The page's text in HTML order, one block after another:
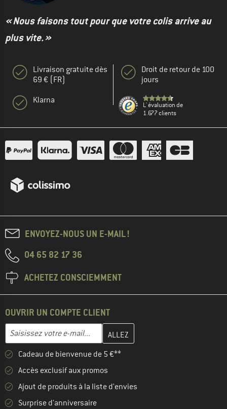
« Nous faisons tout pour que votre colis arrive au
plus vite. »
Livraison gratuite dès
69 € (FR)
Klarna
Droit de retour de 100
jours
L' évaluation de
1.677 clients
ENVOYEZ-NOUS UN E-MAIL !
04 65 82 17 36
ACHETEZ CONSCIEMMENT
OUVRIR UN COMPTE CLIENT
Adresse e-mail
Entrez votre adresse e-mail ici et créez votre compte client à la
Cadeau de bienvenue de 5 €**
Accès exclusif aux promos
Ajout de produits à la liste d'envies
Surprise d'anniversaire